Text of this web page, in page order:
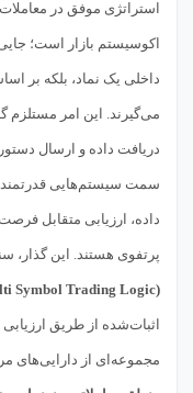
استراتژی موفق در
اکوسیستم بازار است؛
داخلی یک نماد، بلکه بر
می‌گیرند. این امر مستلزم
دریافت داده و ارسال
سمت سیستم‌هایی
داده، ارزیابی متقابل
پرتفوی هستند. این گذار،
(Multi Symbol Trading Logic)
اثبات‌شده از طریق
مجموعه‌ای از دارایی‌های